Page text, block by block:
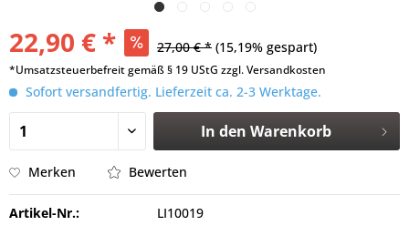
22,90 € * 27,00 € * (15,19% gespart)
*Umsatzsteuerbefreit gemäß § 19 UStG zzgl. Versandkosten
Sofort versandfertig. Lieferzeit ca. 2-3 Werktage.
In den Warenkorb
Merken Bewerten
Artikel-Nr.: LI10019